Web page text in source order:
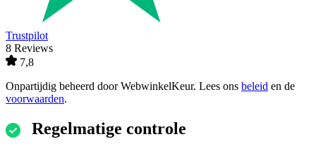
Trustpilot
8 Reviews
7,8
Onpartijdig beheerd doorWebwinkelKeur. Lees ons beleid en de
voorwaarden.
Regelmatige controle